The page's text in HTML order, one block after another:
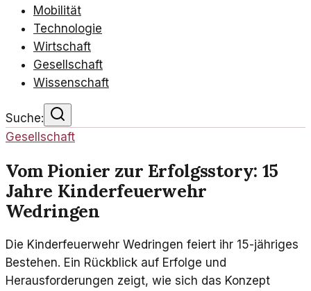
Mobilität
Technologie
Wirtschaft
Gesellschaft
Wissenschaft
Suche:
Gesellschaft
Vom Pionier zur Erfolgsstory: 15
Jahre Kinderfeuerwehr
Wedringen
Die Kinderfeuerwehr Wedringen feiert ihr 15-jähriges
Bestehen. Ein Rückblick auf Erfolge und
Herausforderungen zeigt, wie sich das Konzept